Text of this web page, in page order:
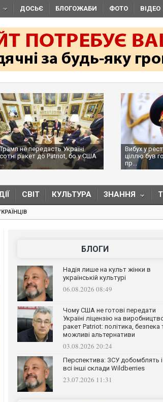
ДОСЬЄ БЛОГОЖАБИ ФОТО ВІДЕО
Трамп не передасть Україні
сотні ракет до Patriot, бо у США
...
Вибух у
ціллю був
пр...
СВІТ КУЛЬТУРА ЗНАННЯ
БЛОГИ
Надія лише на культ жінки в
українській культурі
06.08.2026 08:49
Чому США не готові передати
Україні ліцензію на
ракет Patriot: політика, безпека
можливі альтернативи
03.08.2026 20:24
Перспектива: ЗСУ добомблять і
всі інші склади Wildberries
23.07.2026 11:31